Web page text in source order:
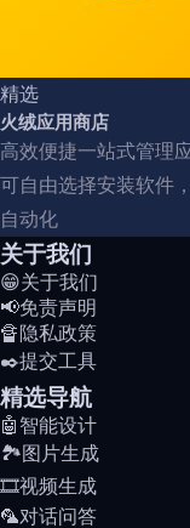
精选
火绒应用商店
高效便捷一站式管理
可自由选择安装软件
自动化
关于我们
😁关于我们
📢免责声明
🔏隐私政策
✒️提交工具
精选导航
🤖智能设计
🏞️图片生成
🎞️视频生成
🦜对话问答